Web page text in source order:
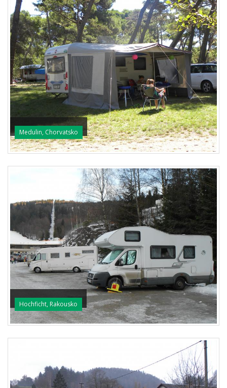
Medulin, Chorvatsko
Hochficht, Rakousko